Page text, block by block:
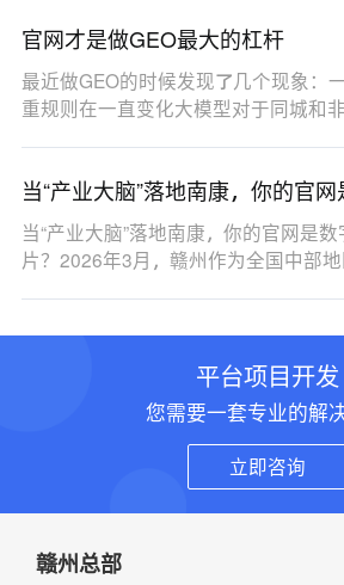
官网才是做GEO最大的杠杆
最近做GEO的时候发现了几个现象：
重规则在一直变化大模型对于同城和
当“产业大脑”落地南康，你的官
子名片？
当“产业大脑”落地南康，你的官网是
片？2026年3月，赣州作为全国中部
平台项目开发
您需要一套专业的解
立即咨询
赣州总部